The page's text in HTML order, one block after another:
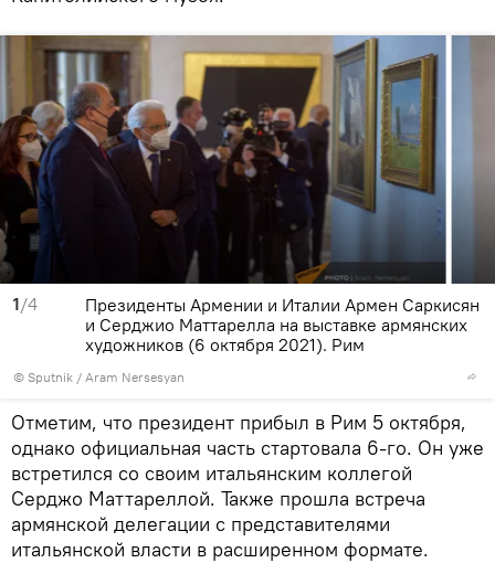
1/4
© Sputnik / Aram Nersesyan
Президенты Армении и Италии Армен Саркисян
и Серджио Маттарелла на выставке армянских
художников (6 октября 2021). Рим
Отметим, что президент прибыл в Рим 5 октября,
однако официальная часть стартовала 6-го. Он уже
встретился со своим итальянским коллегой
Серджо Маттареллой. Также прошла встреча
армянской делегации с представителями
итальянской власти в расширенном формате.